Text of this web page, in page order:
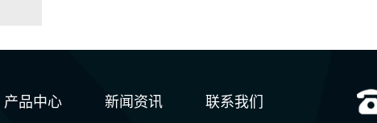
产品中心 新闻资讯 联系我们